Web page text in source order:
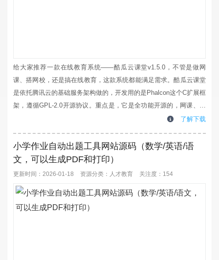
给大家推荐一款在线教育系统——酷瓜云课堂v1.5.0，不管是做网
课、搭网校，还是搞在线教育，这款系统都能满足需求。酷瓜云课堂
是依托腾讯云的基础服务架构做的，开发用的是Phalcon这个C扩展框
架，遵循GPL-2.0开源协议。重点是，它是全功能开源的，网课、网
校、在线教育相关的功能全都有，而且可以免费商用，对个人和小企
了，还有专栏、会员体系、积分兑换、秒杀活动，甚至还有微聊功
能，方便老师和学员沟通，...
了解下载
小学作业自动出题工具网站源码（数学/英语/语
文，可以生成PDF和打印）
更新时间：2026-01-18 资源分类： 人才教育 关注度：154